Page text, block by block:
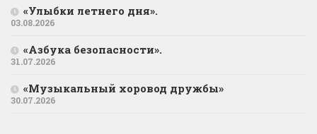
«Улыбки летнего дня».
03.08.2026
«Азбука безопасности».
31.07.2026
«Музыкальный хоровод дружбы»
30.07.2026